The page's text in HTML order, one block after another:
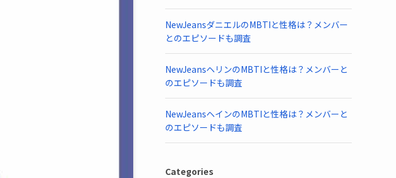
NewJeansダニエルのMBTIと性格は？メンバー
とのエピソードも調査
NewJeansヘリンのMBTIと性格は？メンバーと
のエピソードも調査
NewJeansヘインのMBTIと性格は？メンバーと
のエピソードも調査
Categories